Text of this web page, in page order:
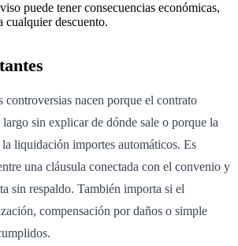
puede tener consecuencias económicas,
cualquier descuento.
controversias nacen porque el contrato
sin explicar de dónde sale o porque la
la liquidación importes automáticos. Es
una cláusula conectada con el convenio y
sin respaldo. También importa si el
compensación por daños o simple